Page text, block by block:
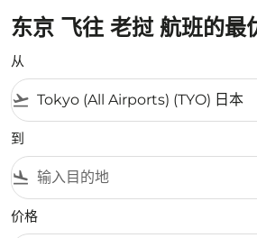
东京 飞往 老挝 航班的最
从
flight_takeoff
到
flight_land
价格